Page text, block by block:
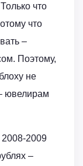
что
что
–
Поэтому,
не
ювелирам
2009
–